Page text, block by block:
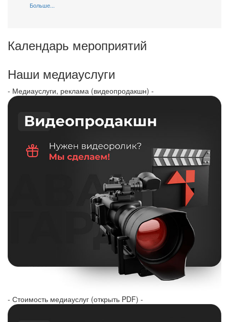
Больше...
Календарь мероприятий
Наши медиауслуги
- Медиауслуги, реклама (видеопродакшн) -
- Стоимость медиауслуг (открыть PDF) -